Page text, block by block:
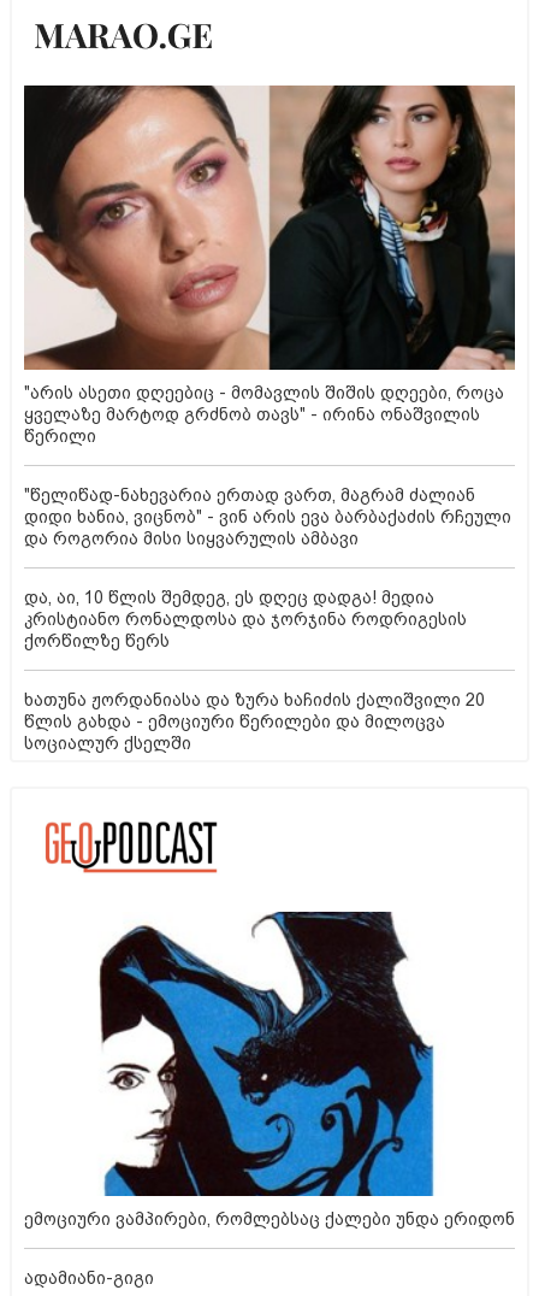
"არის ასეთი დღეებიც - მომავლის შიშის დღეები, როცა
ყველაზე მარტოდ გრძნობ თავს" - ირინა ონაშვილის
წერილი
"წელიწად-ნახევარია ერთად ვართ, მაგრამ ძალიან
დიდი ხანია, ვიცნობ" - ვინ არის ევა ბარბაქაძის რჩეული
და როგორია მისი სიყვარულის ამბავი
და, აი, 10 წლის შემდეგ, ეს დღეც დადგა! მედია
კრისტიანო რონალდოსა და ჯორჯინა როდრიგესის
ქორწილზე წერს
ხათუნა ჟორდანიასა და ზურა ხაჩიძის ქალიშვილი 20
წლის გახდა - ემოციური წერილები და მილოცვა
სოციალურ ქსელში
ემოციური ვამპირები, რომლებსაც ქალები უნდა ერიდონ
ადამიანი-გიგი